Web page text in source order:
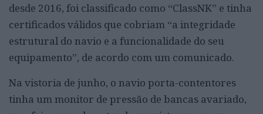
desde 2016, foi classificado como “ClassNK” e tinha
certificados válidos que cobriam “a integridade
estrutural do navio e a funcionalidade do seu
equipamento”, de acordo com um comunicado.
Na vistoria de junho, o navio porta-contentores
tinha um monitor de pressão de bancas avariado,